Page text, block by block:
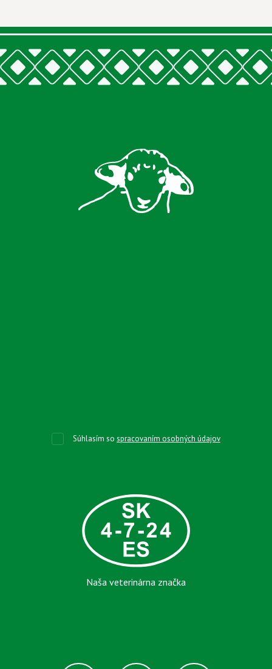
Súhlasím sospracovaním osobných údajov
Naša veterinárna značka